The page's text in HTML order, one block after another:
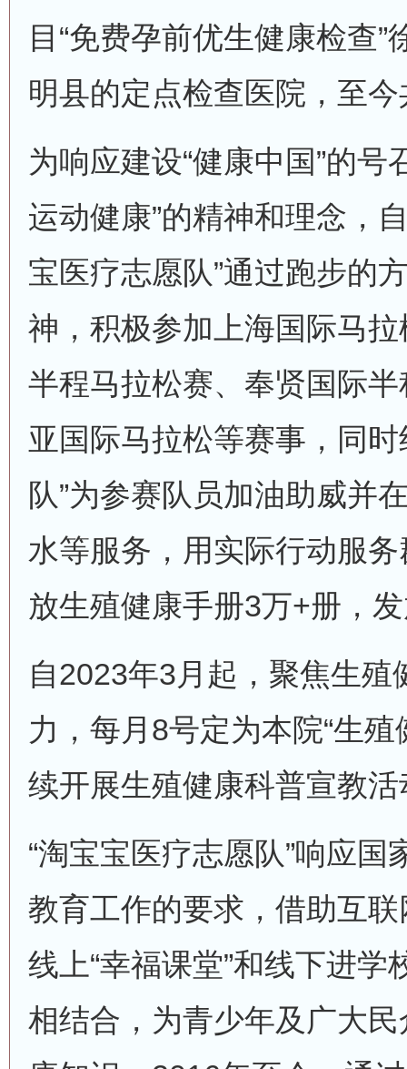
目“免费孕前优生健康检查
明县的定点检查医院，至
为响应建设“健康中国”的号
运动健康”的精神和理念，
宝医疗志愿队”通过跑步的
神，积极参加上海国际马
半程马拉松赛、奉贤国际
亚国际马拉松等赛事，同
队”为参赛队员加油助威并
水等服务，用实际行动服
放生殖健康手册3万+册，
自2023年3月起，聚焦生殖
力，每月8号定为本院“生
续开展生殖健康科普宣教活
“淘宝宝医疗志愿队”响应
教育工作的要求，借助互
线上“幸福课堂”和线下进学
相结合，为青少年及广大